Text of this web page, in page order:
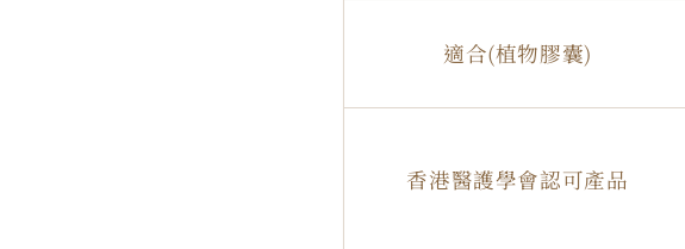
適合(植物膠囊)
香港醫護學會認可產品